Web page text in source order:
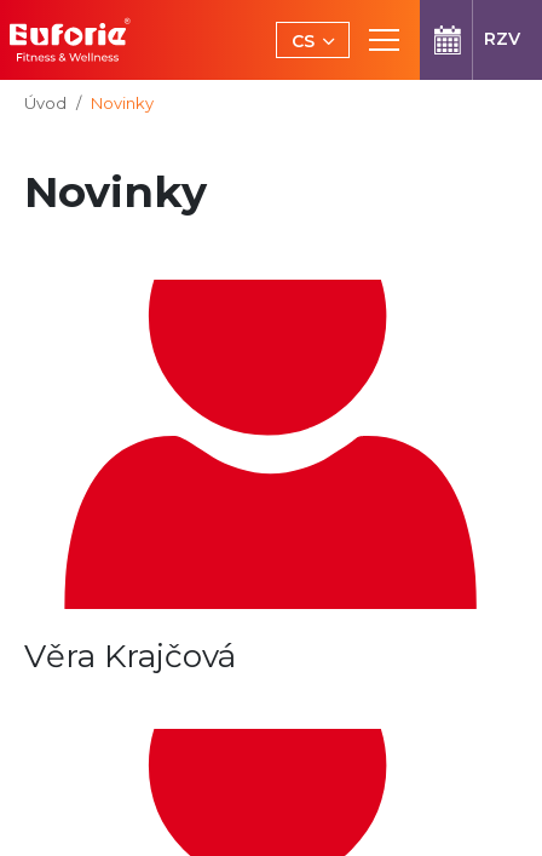
Přeskočit na hlavní obsah
CS
EN
RZV
Jsi tady:
Úvod Novinky
Novinky
Věra Krajčová